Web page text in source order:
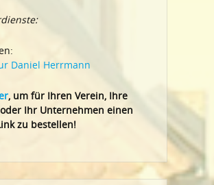
Daniel Herrmann
, um für Ihren Verein, Ihre
Ihr Unternehmen einen
zu bestellen!